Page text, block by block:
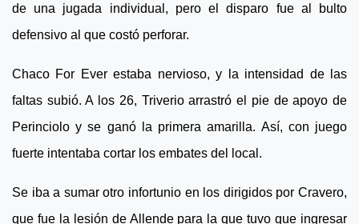
de una jugada individual, pero el disparo fue al bulto
defensivo al que costó perforar.
Chaco For Ever estaba nervioso, y la intensidad de las
faltas subió. A los 26, Triverio arrastró el pie de apoyo de
Perinciolo y se ganó la primera amarilla. Así, con juego
fuerte intentaba cortar los embates del local.
Se iba a sumar otro infortunio en los dirigidos por Cravero,
que fue la lesión de Allende para la que tuvo que ingresar